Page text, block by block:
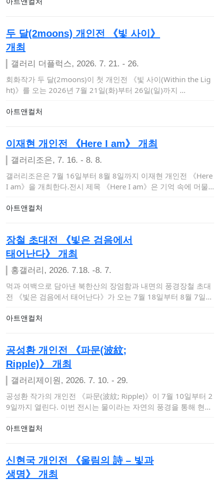
두 달(2moons) 개인전 《빛 사이》
개최
갤러리 더플럭스, 2026. 7. 21. - 26.
회화작가 두 달(2moons)이 첫 개인전 《빛 사이(Within the Lig
ht)》를 오는 2026년 7월 21일(화)부터 26일(일)까지 …
아트앤컬처
이재현 개인전 《Here I am》 개최
갤러리조은, 7. 16. - 8. 8.
갤러리조은은 7월 16일부터 8월 8일까지 이재현 개인전 《Here
I am》을 개최한다.전시 제목 《Here I am》은 기억 속에 머물
아트앤컬처
장철 초대전 《빛은 검음에서
태어난다》 개최
홍갤러리, 2026. 7.18. -8. 7.
먹과 여백으로 담아낸 북한산의 장엄함과 내면의 풍경장철 초대
전 《빛은 검음에서 태어난다》가 오는 7월 18일부터 8월 7일까
아트앤컬처
공성환 개인전 《파문(波紋;
Ripple)》 개최
갤러리제이원, 2026. 7. 10. - 29.
공성환 작가의 개인전 《파문(波紋; Ripple)》이 7월 10일부터 2
9일까지 열린다. 이번 전시는 물이라는 자연의 풍경을 통해 현실
아트앤컬처
신현국 개인전 《울림의 詩 – 빛과
생명》 개최